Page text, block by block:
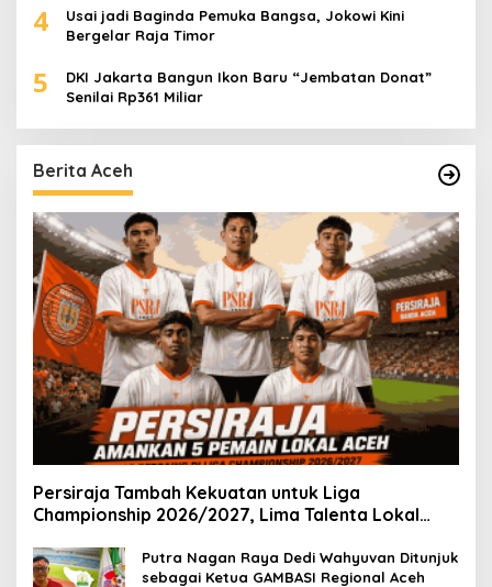
4
Usai jadi Baginda Pemuka Bangsa, Jokowi Kini
Bergelar Raja Timor
5
DKI Jakarta Bangun Ikon Baru “Jembatan Donat”
Senilai Rp361 Miliar
Berita Aceh
Persiraja Tambah Kekuatan untuk Liga
Championship 2026/2027, Lima Talenta Lokal
Putra Nagan Raya Dedi Wahyuvan Ditunjuk
sebagai Ketua GAMBASI Regional Aceh